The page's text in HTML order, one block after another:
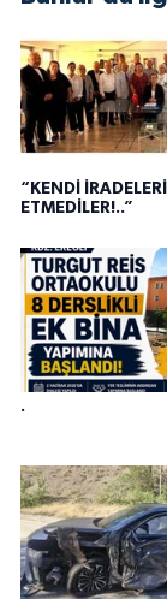
“KENDİ
ETMEDİLER!..”
.